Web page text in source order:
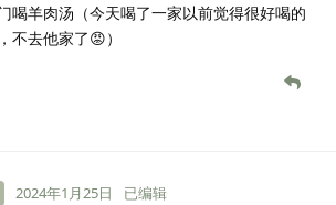
喝羊肉汤（今天喝了一家以前觉得很好喝的
不去他家了😡）
2024年1月25日 已编辑